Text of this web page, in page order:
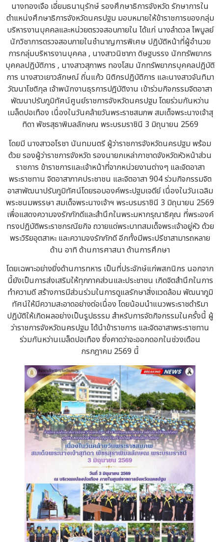
นางทองเจือ เอี่ยมธนานุรักษ์ รองศึกษาธิการจังหวัด รักษาการใน
ตำแหน่งศึกษาธิการจังหวัดนครปฐม มอบหมายให้ข้าราชการของกลุ่ม
บริหารงานบุคคลและหน่วยตรวจสอบภายใน ได้แก่ นางลำดวล ไพบูลย์
นักวิชาการตรวจสอบภายในชำนาญการพิเศษ ปฏิบัติหน้าที่ผู้อำนวย
การกลุ่มบริหารงานบุคคล , นางสาวนิชาภา ดิษฐบรรง นักทรัพยากร
บุคคลปฏิบัติการ , นางสาวสุภาพร ทองโสม นักทรัพยากรบุคคลปฏิบัติ
การ นางสาวเยาวลักษณ์ ถิ่นแก้ว นิติกรปฏิบัติการ และนางสาวจันทิมา
วัฒนาโชติกุล เจ้าพนักงานธุรการปฎิบัติงาน เข้าร่วมกิจกรรมจิตอาสา
พัฒนาปรับภูมิทัศน์ศูนย์ราชการจังหวัดนครปฐม โดยร่วมกันหว่าน
เมล็ดปอเทือง เนื่องในวันคล้ายวันพระราชสมภพ สมเด็จพระนางเจ้าสุ
ทิดา พัชรสุธาพิมลลักษณ พระบรมราชินี 3 มิถุนายน 2569
โดยมี นางสาวอโรชา นันทมนตรี ผู้ว่าราชการจังหวัดนครปฐม พร้อม
ด้วย รองผู้ว่าราชการจังหวัด รองนายกเหล่ากาชาดจังหวัดหัวหน้าส่วน
ราชการ ข้าราชการและเจ้าหน้าที่จากหน่วยงานต่างๆ และจิตอาสา
พระราชทาน จิตอาสาภาคประชาชน และจิตอาสา 904 ร่วมกิจกรรมจิต
อาสาพัฒนาปรับภูมิทัศน์โดยรอบองค์พระปฐมเจดีย์ เนื่องในวันเฉลิม
พระชนมพรรษา สมเด็จพระนางเจ้าฯ พระบรมราชินี 3 มิถุนายน 2569
เพื่อแสดงความจงรักภักดีและสำนึกในพระมหากรุณาธิคุณ ที่พระองค์
ทรงปฏิบัติพระราชกรณียกิจ ถวายแด่พระบาทสมเด็จพระเจ้าอยู่หัว ด้วย
พระวิริยอุตสาหะ และความจงรักภักดี อีกทั้งมีพระปรีชาสามารถหลาย
ด้าน อาทิ ด้านการศาสนา ด้านการศึกษา
โดยเฉพาะอย่างยิ่งด้านการทหาร เป็นที่ประจักษ์แก่พสกนิกร นอกจาก
นี้ยังเป็นการส่งเสริมให้ทุกภาคส่วนและประชาชน เกิดจิตสำนึกในการ
ทำความดี สร้างการมีส่วนร่วมในการดูแลรักษาสิ่งแวดล้อม พัฒนาภูมิ
ทัศน์ให้มีความสะอาดอย่างต่อเนื่อง โดยน้อมนำแนวพระราชดำริมา
ปฏิบัติให้เกิดผลอย่างเป็นรูปธรรม สำหรับการจัดกิจกรรมในครั้งนี้ ผู้
ว่าราชการจังหวัดนครปฐม ได้นำข้าราชการ และจิตอาสาพระราชทาน
ร่วมกันหว่านเมล็ดปอเทือง ซึ่งคาดว่าจะออกดอกในช่วงเดือน
กรกฎาคม 2569 นี้